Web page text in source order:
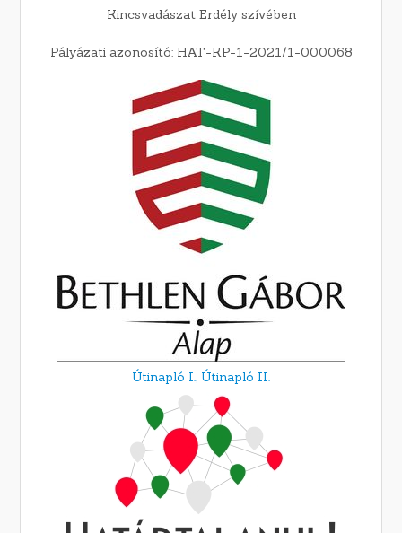
Kincsvadászat Erdély szívében
Pályázati azonosító: HAT-KP-1-2021/1-000068
Útinapló I., Útinapló II.